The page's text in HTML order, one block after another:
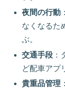
夜間の行動
なくなるた
ぶ。
交通手段
ど配車アプ
貴重品管理